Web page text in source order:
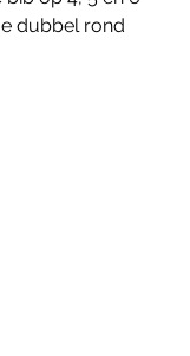
dubbel rond